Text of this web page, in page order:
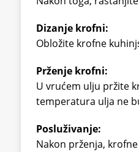
Dizanje krofni:
Obložite krofne
Prženje krofni:
U vrućem ulju pržite
temperatura ulja ne
Posluživanje:
Nakon prženja,